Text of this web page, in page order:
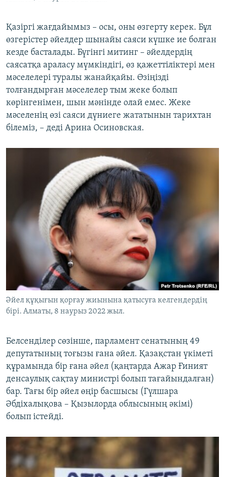
Қазіргі жағдайымыз – осы, оны өзгерту керек. Бұл
өзгерістер әйелдер шынайы саяси күшке ие болған
кезде басталады. Бүгінгі митинг – әйелдердің
саясатқа араласу мүмкіндігі, өз қажеттіліктері мен
мәселелері туралы жанайқайы. Өзіңізді
толғандырған мәселелер тым жеке болып
көрінгенімен, шын мәнінде олай емес. Жеке
мәселенің өзі саяси дүниеге жататынын тарихтан
білеміз, – деді Арина Осиновская.
Әйел құқығын қорғау жиынына қатысуға келгендердің
бірі. Алматы, 8 наурыз 2022 жыл.
Белсенділер сөзінше, парламент сенатының 49
депутатының тоғызы ғана әйел. Қазақстан үкіметі
құрамында бір ғана әйел (қаңтарда Ажар Ғиният
денсаулық сақтау министрі болып тағайындалған)
бар. Тағы бір әйел өңір басшысы (Гүлшара
Әбдіхалықова – Қызылорда облысының әкімі)
болып істейді.